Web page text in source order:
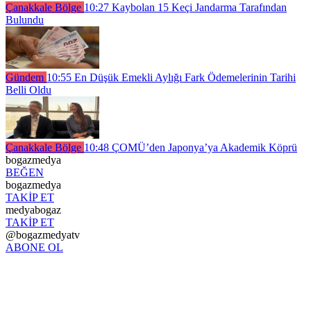
Çanakkale Bölge 10:27 Kaybolan 15 Keçi Jandarma Tarafından
Bulundu
Gündem 10:55 En Düşük Emekli Aylığı Fark Ödemelerinin Tarihi
Belli Oldu
Çanakkale Bölge 10:48 ÇOMÜ’den Japonya’ya Akademik Köprü
bogazmedya
BEĞEN
bogazmedya
TAKİP ET
medyabogaz
TAKİP ET
@bogazmedyatv
ABONE OL